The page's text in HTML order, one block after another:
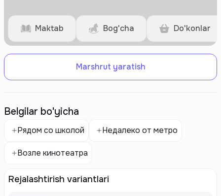
Maktab Bog'cha Do'konlar
Marshrut yaratish
Belgilar bo'yicha
Рядом со школой Недалеко от метро
Возле кинотеатра
Rejalashtirish variantlari